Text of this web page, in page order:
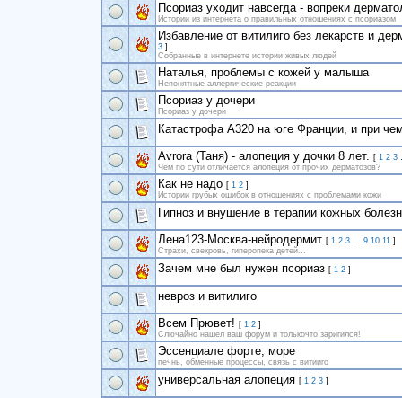
Псориаз уходит навсегда - вопреки
Истории из интернета о правильных отношениях с псориазом
Избавление от витилиго без лекарств и
3 ]
Собранные в интернете истории живых людей
Наталья, проблемы с кожей у малыша
Непонятные аллергические реакции
Псориаз у дочери
Псориаз у дочери
Катастрофа A320 на юге Франции, и при
Avrora (Таня) - алопеция у дочки 8 лет. [ 1 2 3
Чем по сути отличается алопеция от прочих дерматозов?
Как не надо [ 1 2 ]
Истории грубых ошибок в отношениях с проблемами кожи
Гипноз и внушение в терапии кожных
Лена123-Москва-нейродермит [ 1 2 3 … 9 10 11 ]
Страхи, свекровь, гиперопека детей...
Зачем мне был нужен псориаз [ 1 2 ]
невроз и витилиго
Всем Прювет! [ 1 2 ]
Слючайно нашел ваш форум и толькочто заригился!
Эссенциале форте, море
печнь, обменные процессы, связь с витииго
универсальная алопеция [ 1 2 3 ]